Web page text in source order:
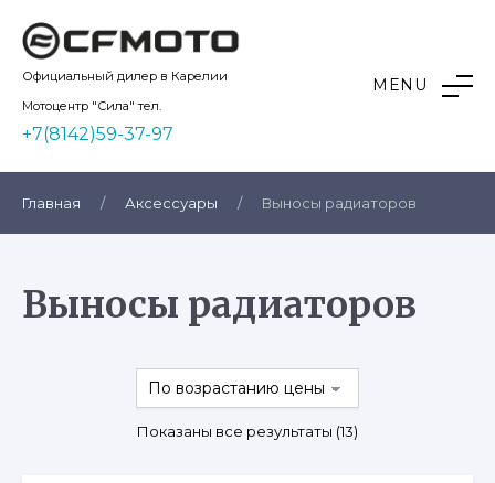
content
Kvadro10
Официальный дилер в Карелии
Мотоцентр "Сила" тел.
+7(8142)59-37-97
MENU
Главная / Аксессуары / Выносы радиаторов
Выносы радиаторов
Показаны все результаты (13)